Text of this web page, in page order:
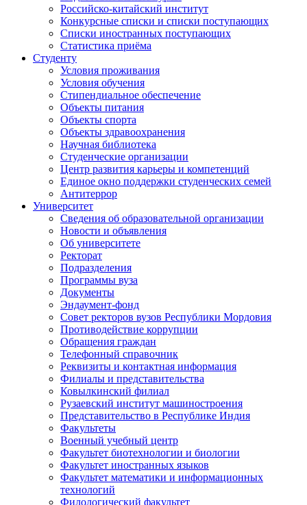
Российско-китайский институт
Конкурсные списки и списки поступающих
Списки иностранных поступающих
Статистика приёма
Студенту
Условия проживания
Условия обучения
Стипендиальное обеспечение
Объекты питания
Объекты спорта
Объекты здравоохранения
Научная библиотека
Студенческие организации
Центр развития карьеры и компетенций
Единое окно поддержки студенческих семей
Антитеррор
Университет
Сведения об образовательной организации
Новости и объявления
Об университете
Ректорат
Подразделения
Программы вуза
Документы
Эндаумент-фонд
Совет ректоров вузов Республики Мордовия
Противодействие коррупции
Обращения граждан
Телефонный справочник
Реквизиты и контактная информация
Филиалы и представительства
Ковылкинский филиал
Рузаевский институт машиностроения
Представительство в Республике Индия
Факультеты
Военный учебный центр
Факультет биотехнологии и биологии
Факультет иностранных языков
Факультет математики и информационных
технологий
Филологический факультет